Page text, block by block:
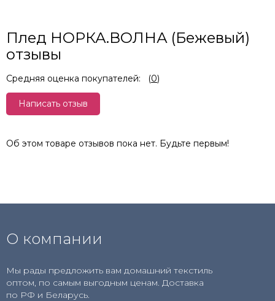
Плед НОРКА.ВОЛНА (Бежевый)
отзывы
Средняя оценка покупателей: (0)
Написать отзыв
Об этом товаре отзывов пока нет. Будьте первым!
О компании
Мы рады предложить вам домашний текстиль
оптом, по самым выгодным ценам. Доставка
по РФ и Беларусь.